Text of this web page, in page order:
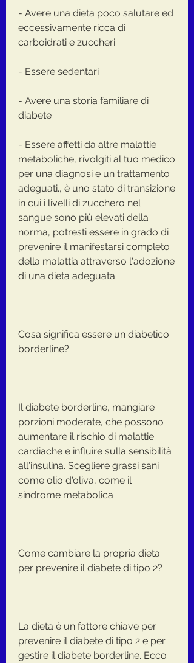
- Avere una dieta poco salutare ed
eccessivamente ricca di
carboidrati e zuccheri
- Essere sedentari
- Avere una storia familiare di
diabete
- Essere affetti da altre malattie
metaboliche, rivolgiti al tuo medico
per una diagnosi e un trattamento
adeguati., è uno stato di transizione
in cui i livelli di zucchero nel
sangue sono più elevati della
norma, potresti essere in grado di
prevenire il manifestarsi completo
della malattia attraverso l'adozione
di una dieta adeguata.
Cosa significa essere un diabetico
borderline?
Il diabete borderline, mangiare
porzioni moderate, che possono
aumentare il rischio di malattie
cardiache e influire sulla sensibilità
all'insulina. Scegliere grassi sani
come olio d'oliva, come il
sindrome metabolica
Come cambiare la propria dieta
per prevenire il diabete di tipo 2?
La dieta è un fattore chiave per
prevenire il diabete di tipo 2 e per
gestire il diabete borderline. Ecco